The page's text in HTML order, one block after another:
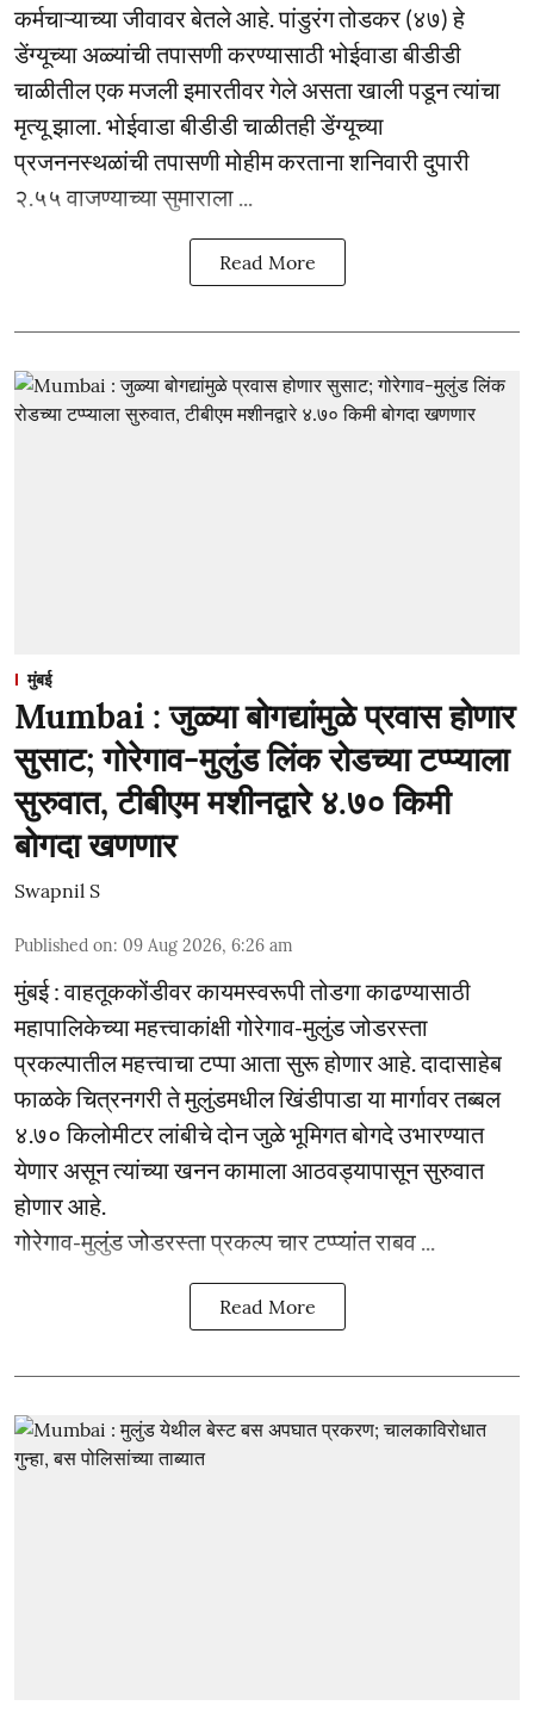
कर्मचाऱ्याच्या जीवावर बेतले आहे. पांडुरंग तोडकर (४७) हे
डेंग्यूच्या अळ्यांची तपासणी करण्यासाठी भोईवाडा बीडीडी
चाळीतील एक मजली इमारतीवर गेले असता खाली पडून त्यांचा
मृत्यू झाला. भोईवाडा बीडीडी चाळीतही डेंग्यूच्या
प्रजननस्थळांची तपासणी मोहीम करताना शनिवारी दुपारी
२.५५ वाजण्याच्या सुमाराला ...
Read More
मुंबई
Mumbai : जुळ्या बोगद्यांमुळे प्रवास होणार
सुसाट; गोरेगाव-मुलुंड लिंक रोडच्या टप्प्याला
सुरुवात, टीबीएम मशीनद्वारे ४.७० किमी
बोगदा खणणार
Swapnil S
Published on: 09 Aug 2026, 6:26 am
मुंबई : वाहतूककोंडीवर कायमस्वरूपी तोडगा काढण्यासाठी
महापालिकेच्या महत्त्वाकांक्षी गोरेगाव-मुलुंड जोडरस्ता
प्रकल्पातील महत्त्वाचा टप्पा आता सुरू होणार आहे. दादासाहेब
फाळके चित्रनगरी ते मुलुंडमधील खिंडीपाडा या मार्गावर तब्बल
४.७० किलोमीटर लांबीचे दोन जुळे भूमिगत बोगदे उभारण्यात
येणार असून त्यांच्या खनन कामाला आठवड्यापासून सुरुवात
होणार आहे.
गोरेगाव-मुलुंड जोडरस्ता प्रकल्प चार टप्प्यांत राबव ...
Read More